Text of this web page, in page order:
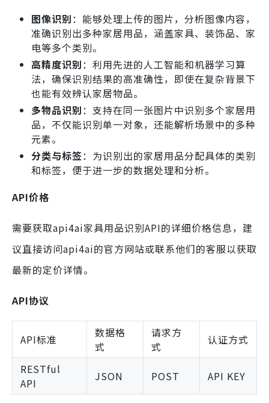
图像识别：能够处理上传的图片，分析图像内容，
准确识别出多种家居用品，涵盖家具、装饰品、家
电等多个类别。
高精度识别：利用先进的人工智能和机器学习算
法，确保识别结果的高准确性，即使在复杂背景下
也能有效辨认家居物品。
多物品识别：支持在同一张图片中识别多个家居用
品，不仅能识别单一对象，还能解析场景中的多种
元素。
分类与标签：为识别出的家居用品分配具体的类别
和标签，便于进一步的数据处理和分析。
API价格
需要获取api4ai家具用品识别API的详细价格信息，建
议直接访问api4ai的官方网站或联系他们的客服以获取
最新的定价详情。
API协议
API标准
数据格
式
请求方
式
认证方式
RESTful
API
JSON POST API KEY